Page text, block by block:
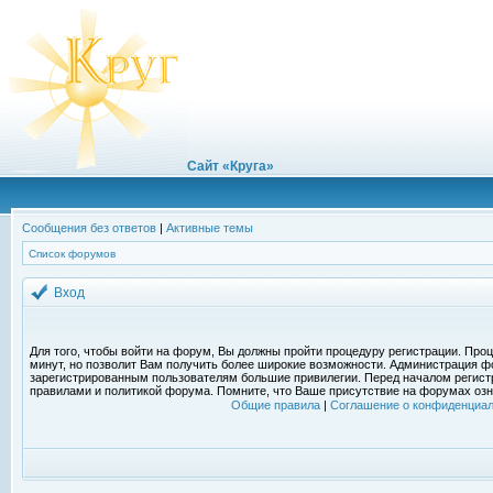
Сайт «Круга»
Сообщения без ответов | Активные темы
Список форумов
Вход
Для того, чтобы войти на форум, Вы должны пройти процедуру регистрации.
минут, но позволит Вам получить более широкие возможности. Администрация
зарегистрированным пользователям большие привилегии. Перед началом
правилами и политикой форума. Помните, что Ваше присутствие на форумах
Общие правила| Соглашение о